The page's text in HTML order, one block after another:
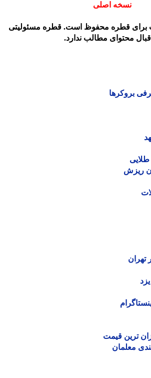
نسخه اصلی
قطره محفوظ است. قطره مسئولیتی
محتوای مطالب ندارد.
بروکرها
ترین قیمت
معلمان